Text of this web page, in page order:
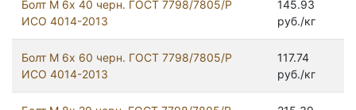
Болт М 6х 40 черн. ГОСТ 7798/7805/Р
ИСО 4014-2013
145.93
руб./кг
Болт М 6х 60 черн. ГОСТ 7798/7805/Р
ИСО 4014-2013
117.74
руб./кг